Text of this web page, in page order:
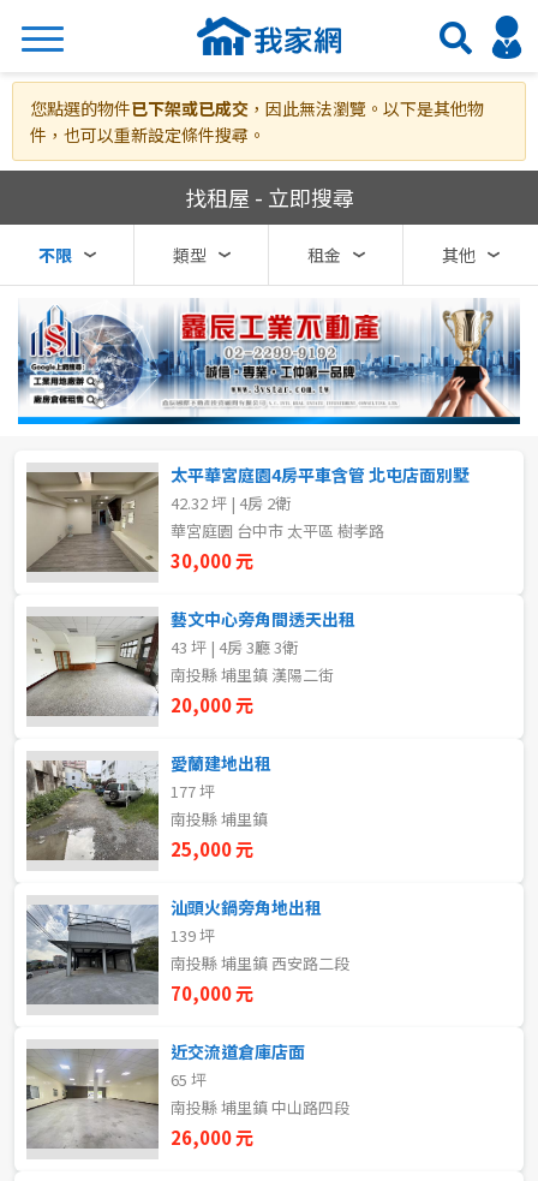
搜尋
縣市
不限
基隆市
新北市
宜蘭縣
桃園市
新竹市
新竹縣
苗栗縣
彰化縣
南投縣
雲林縣
嘉義市
嘉義縣
區域
不限
類型(可複選)
不拘 整層住家
雅房 其他住宅
辦公 住辦
坪數
不拘
20~30 坪
40~50 坪
您點選的物件已下架或已成交 ，因此無法瀏覽。以下是其他物
件，也可以重新設定條件搜尋。
我家網房屋租賃
找租屋 - 立即搜尋
不限 類型 租金 其他
太平華宮庭園4房平車含管 北屯店面別墅
42.32 坪 | 4房 2衛
華宮庭園 台中市 太平區 樹孝路
30,000 元
藝文中心旁角間透天出租
43 坪 | 4房 3廳 3衛
南投縣 埔里鎮 漢陽二街
20,000 元
愛蘭建地出租
177 坪
南投縣 埔里鎮
25,000 元
汕頭火鍋旁角地出租
139 坪
南投縣 埔里鎮 西安路二段
70,000 元
近交流道倉庫店面
65 坪
南投縣 埔里鎮 中山路四段
26,000 元